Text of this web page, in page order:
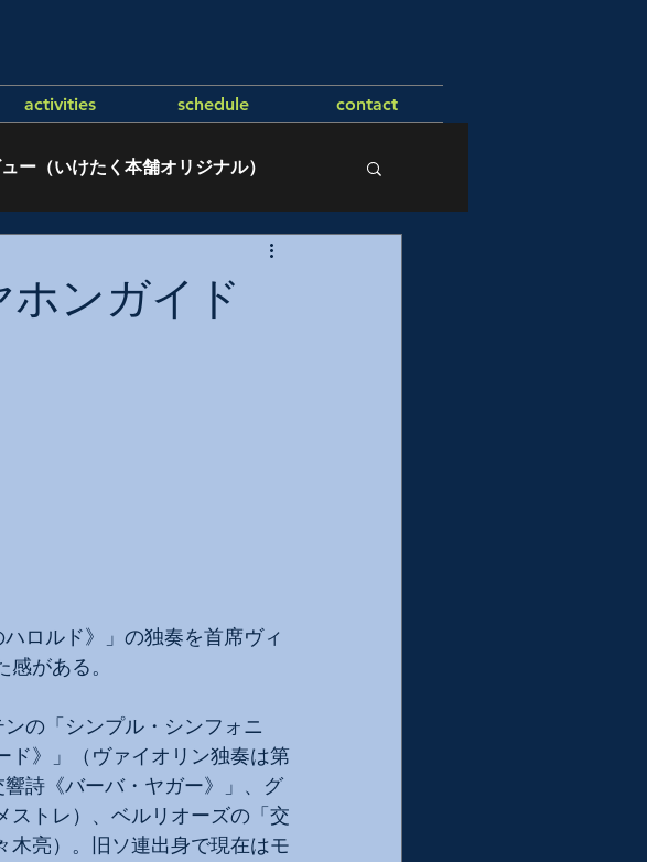
activities schedule contact
ー（いけたく本舗オリジナル）
ホンガイド
ロルド》」の独奏を首席ヴィ
がある。
の「シンプル・シンフォニ
ド》」（ヴァイオリン独奏は第
詩《バーバ・ヤガー》」、グ
ストレ）、ベルリオーズの「交
木亮）。旧ソ連出身で現在はモ